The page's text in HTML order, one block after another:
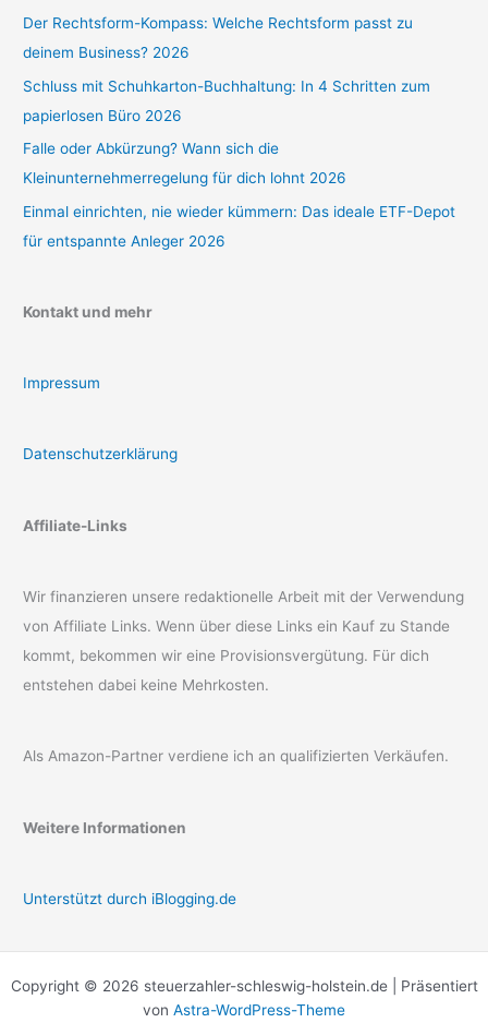
Der Rechtsform-Kompass: Welche Rechtsform passt zu
deinem Business? 2026
Schluss mit Schuhkarton-Buchhaltung: In 4 Schritten zum
papierlosen Büro 2026
Falle oder Abkürzung? Wann sich die
Kleinunternehmerregelung für dich lohnt 2026
Einmal einrichten, nie wieder kümmern: Das ideale ETF-Depot
für entspannte Anleger 2026
Kontakt und mehr
Impressum
Datenschutzerklärung
Affiliate-Links
Wir finanzieren unsere redaktionelle Arbeit mit der Verwendung
von Affiliate Links. Wenn über diese Links ein Kauf zu Stande
kommt, bekommen wir eine Provisionsvergütung. Für dich
entstehen dabei keine Mehrkosten.
Als Amazon-Partner verdiene ich an qualifizierten Verkäufen.
Weitere Informationen
Unterstützt durch iBlogging.de
Copyright © 2026 steuerzahler-schleswig-holstein.de | Präsentiert
von Astra-WordPress-Theme